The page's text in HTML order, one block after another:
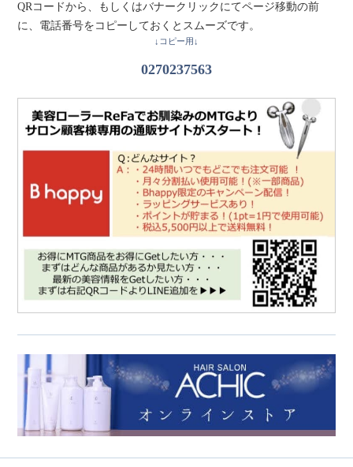
QRコードから、もしくはバナークリックにてページ移動の前
に、電話番号をコピーしておくとスムーズです。
↓コピー用↓
0270237563